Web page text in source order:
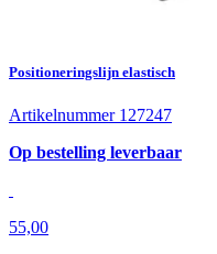
Positioneringslijn elastisch
Artikelnummer 127247
Op bestelling leverbaar
55,00